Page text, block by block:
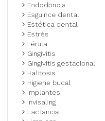
Endodoncia
Esguince dental
Estética dental
Estrés
Férula
Gingivitis
Gingivitis gestacional
Halitosis
Higiene bucal
Implantes
Invisaling
Lactancia